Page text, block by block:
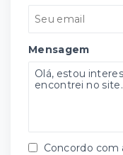
Mensagem
Concordo com